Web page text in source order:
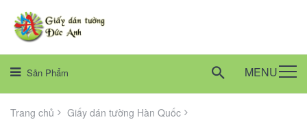
Sản Phẩm MENU
Trang chủ
Giấy dán tường Hàn Quốc